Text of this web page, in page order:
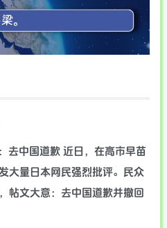
去中国道歉 近日，在高市早苗
大量日本网民强烈批评。民众
帖文大意：去中国道歉并撤回